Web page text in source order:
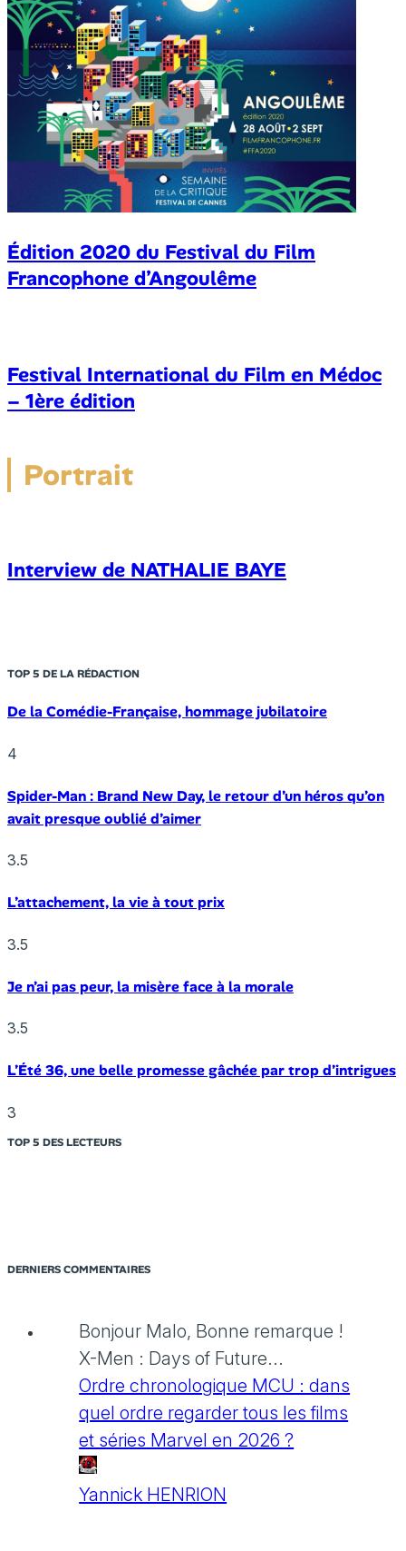
Édition 2020 du Festival du Film
Francophone d’Angoulême
Festival International du Film en Médoc
– 1ère édition
Portrait
Interview de NATHALIE BAYE
TOP 5 DE LA RÉDACTION
De la Comédie-Française, hommage jubilatoire
4
Spider-Man : Brand New Day, le retour d’un héros qu’on
avait presque oublié d’aimer
3.5
L’attachement, la vie à tout prix
3.5
Je n’ai pas peur, la misère face à la morale
3.5
L’Été 36, une belle promesse gâchée par trop d’intrigues
3
TOP 5 DES LECTEURS
DERNIERS COMMENTAIRES
Bonjour Malo, Bonne remarque !
X-Men : Days of Future...
Ordre chronologique MCU : dans
quel ordre regarder tous les films
et séries Marvel en 2026 ?
Yannick HENRION